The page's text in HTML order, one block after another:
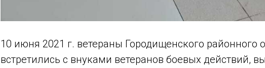
10 июня 2021 г. ветераны Городищенского районного
встретились с внуками ветеранов боевых действий,